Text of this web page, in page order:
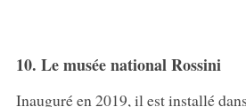
10. Le musée national Rossini
Inauguré en 2019, il est installé